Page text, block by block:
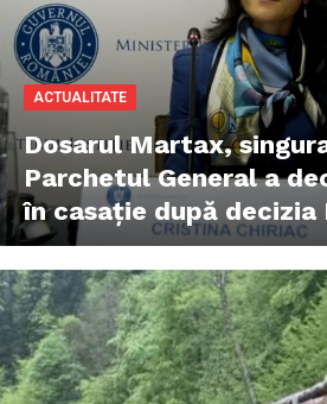
ACTUALITATE
Dosarul Martax,
Parchetul General a
în casație după decizia